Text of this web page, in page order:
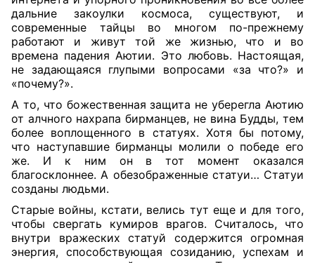
дальние закоулки космоса, существуют, и
современные тайцы во многом по-прежнему
работают и живут той же жизнью, что и во
времена падения Аютии. Это любовь. Настоящая,
не задающаяся глупыми вопросами «за что?» и
«почему?».
А то, что божественная защита не уберегла Аютию
от алчного нахрапа бирманцев, не вина Будды, тем
более воплощенного в статуях. Хотя бы потому,
что наступавшие бирманцы молили о победе его
же. И к ним он в тот момент оказался
благосклоннее. А обезображенные статуи… Статуи
созданы людьми.
Старые войны, кстати, велись тут еще и для того,
чтобы свергать кумиров врагов. Считалось, что
внутри вражеских статуй содержится огромная
энергия, способствующая созиданию, успехам и